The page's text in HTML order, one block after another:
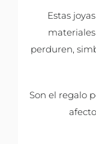
Estas
perduren,
Son el regalo